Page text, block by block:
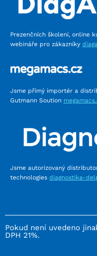
Prezenčních školení, online
webináře pro zákazníky
Jsme přímý importér a
Gutmann Soution
Jsme autorizovaný
technologies diagnostika-
Pokud není uvedeno
DPH 21%.